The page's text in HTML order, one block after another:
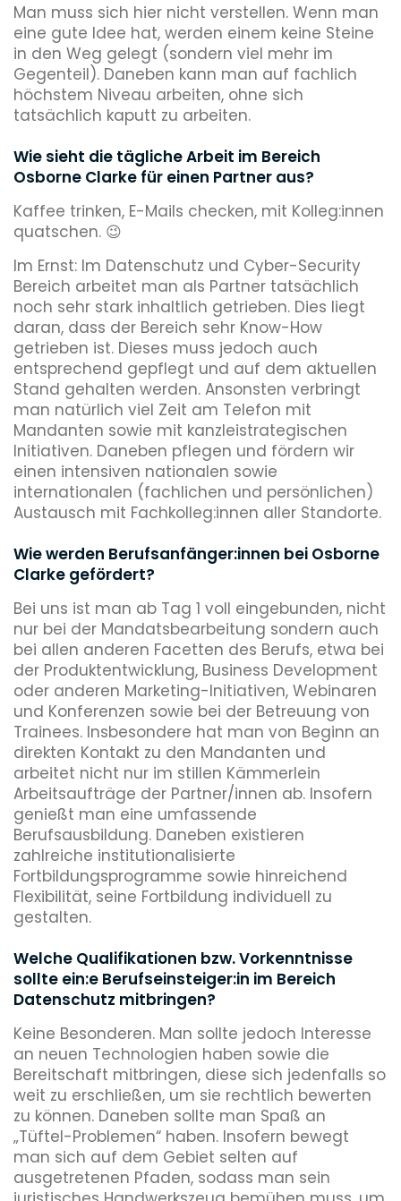
Man muss sich hier nicht verstellen. Wenn man
eine gute Idee hat, werden einem keine Steine
in den Weg gelegt (sondern viel mehr im
Gegenteil). Daneben kann man auf fachlich
höchstem Niveau arbeiten, ohne sich
tatsächlich kaputt zu arbeiten.
Wie sieht die tägliche Arbeit im Bereich
Osborne Clarke für einen Partner aus?
Kaffee trinken, E-Mails checken, mit Kolleg:innen
quatschen. 😉
Im Ernst: Im Datenschutz und Cyber-Security
Bereich arbeitet man als Partner tatsächlich
noch sehr stark inhaltlich getrieben. Dies liegt
daran, dass der Bereich sehr Know-How
getrieben ist. Dieses muss jedoch auch
entsprechend gepflegt und auf dem aktuellen
Stand gehalten werden. Ansonsten verbringt
man natürlich viel Zeit am Telefon mit
Mandanten sowie mit kanzleistrategischen
Initiativen. Daneben pflegen und fördern wir
einen intensiven nationalen sowie
internationalen (fachlichen und persönlichen)
Austausch mit Fachkolleg:innen aller Standorte.
Wie werden Berufsanfänger:innen bei Osborne
Clarke gefördert?
Bei uns ist man ab Tag 1 voll eingebunden, nicht
nur bei der Mandatsbearbeitung sondern auch
bei allen anderen Facetten des Berufs, etwa bei
der Produktentwicklung, Business Development
oder anderen Marketing-Initiativen, Webinaren
und Konferenzen sowie bei der Betreuung von
Trainees. Insbesondere hat man von Beginn an
direkten Kontakt zu den Mandanten und
arbeitet nicht nur im stillen Kämmerlein
Arbeitsaufträge der Partner/innen ab. Insofern
genießt man eine umfassende
Berufsausbildung. Daneben existieren
zahlreiche institutionalisierte
Fortbildungsprogramme sowie hinreichend
Flexibilität, seine Fortbildung individuell zu
gestalten.
Welche Qualifikationen bzw. Vorkenntnisse
sollte ein:e Berufseinsteiger:in im Bereich
Datenschutz mitbringen?
Keine Besonderen. Man sollte jedoch Interesse
an neuen Technologien haben sowie die
Bereitschaft mitbringen, diese sich jedenfalls so
weit zu erschließen, um sie rechtlich bewerten
zu können. Daneben sollte man Spaß an
„Tüftel-Problemen“ haben. Insofern bewegt
man sich auf dem Gebiet selten auf
ausgetretenen Pfaden, sodass man sein